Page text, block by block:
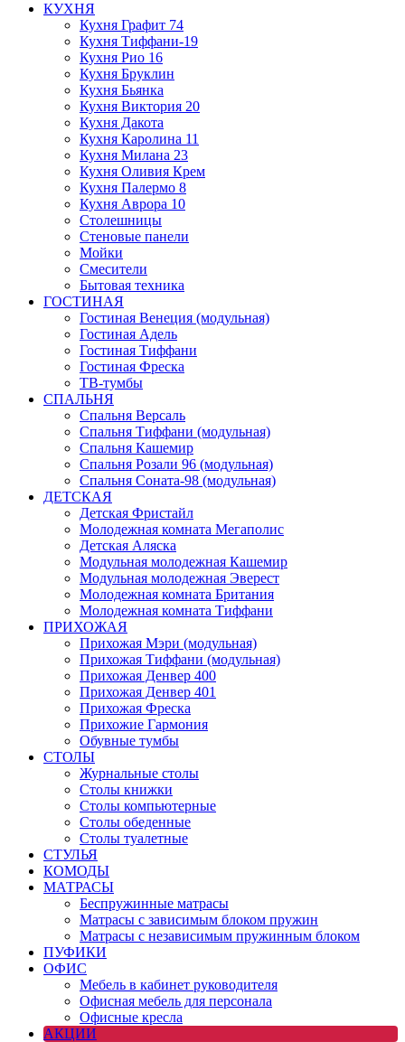
КУХНЯ
Кухня Графит 74
Кухня Тиффани-19
Кухня Рио 16
Кухня Бруклин
Кухня Бьянка
Кухня Виктория 20
Кухня Дакота
Кухня Каролина 11
Кухня Милана 23
Кухня Оливия Крем
Кухня Палермо 8
Кухня Аврора 10
Столешницы
Стеновые панели
Мойки
Смесители
Бытовая техника
ГОСТИНАЯ
Гостиная Венеция (модульная)
Гостиная Адель
Гостиная Тиффани
Гостиная Фреска
ТВ-тумбы
СПАЛЬНЯ
Спальня Версаль
Спальня Тиффани (модульная)
Спальня Кашемир
Спальня Розали 96 (модульная)
Спальня Соната-98 (модульная)
ДЕТСКАЯ
Детская Фристайл
Молодежная комната Мегаполис
Детская Аляска
Модульная молодежная Кашемир
Модульная молодежная Эверест
Молодежная комната Британия
Молодежная комната Тиффани
ПРИХОЖАЯ
Прихожая Мэри (модульная)
Прихожая Тиффани (модульная)
Прихожая Денвер 400
Прихожая Денвер 401
Прихожая Фреска
Прихожие Гармония
Обувные тумбы
СТОЛЫ
Журнальные столы
Столы книжки
Столы компьютерные
Столы обеденные
Столы туалетные
СТУЛЬЯ
КОМОДЫ
МАТРАСЫ
Беспружинные матрасы
Матрасы с зависимым блоком пружин
Матрасы с независимым пружинным блоком
ПУФИКИ
ОФИС
Мебель в кабинет руководителя
Офисная мебель для персонала
Офисные кресла
АКЦИИ